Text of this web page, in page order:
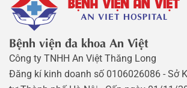
Bệnh viện đa khoa An Việt
Công ty TNHH An Việt Thăng Long
Đăng kí kinh doanh số 0106026086 - Sở